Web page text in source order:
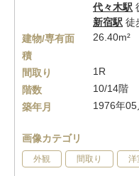
代々木駅
新宿駅 徒
建物/専有面
積
26.40m²
間取り
1R
階数
10/14階
築年月
1976年05
画像カテゴリ
外観 間取り 洋